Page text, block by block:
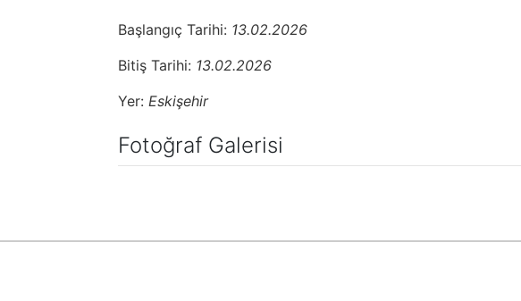
Başlangıç Tarihi: 13.02.2026
Bitiş Tarihi: 13.02.2026
Yer: Eskişehir
Fotoğraf Galerisi